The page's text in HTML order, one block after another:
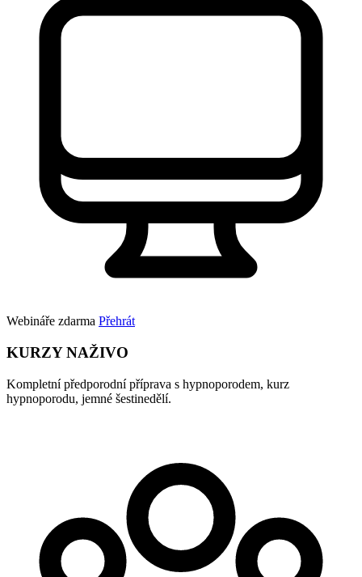
Webináře zdarma Přehrát
KURZY NAŽIVO
Kompletní předporodní příprava s hypnoporodem, kurz
hypnoporodu, jemné šestinedělí.